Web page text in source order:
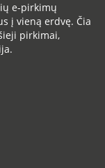
e-pirkimų
į vieną erdvę. Čia
pirkimai,